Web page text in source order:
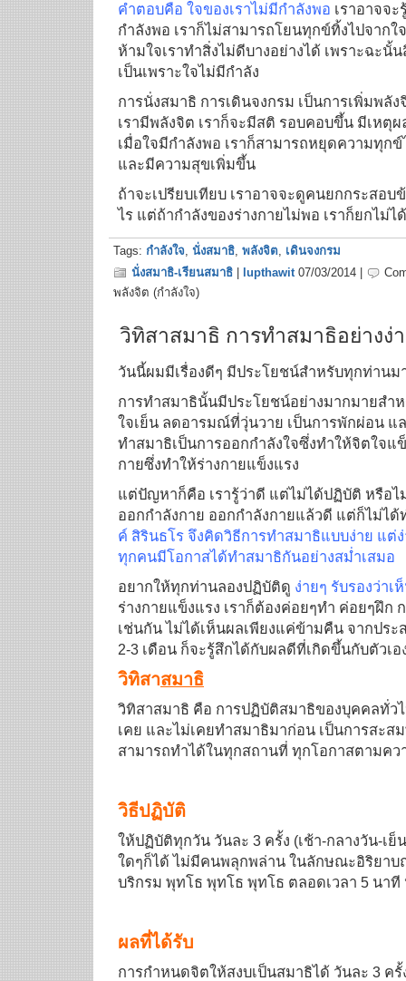
คำตอบคือ ใจของเราไม่มีกำลังพอ เราอาจจ
กำลังพอ เราก็ไม่สามารถโยนทุกข์ทิ้งไปจากใ
ห้ามใจเราทำสิ่งไม่ดีบางอย่างได้ เพราะฉะนั้
เป็นเพราะใจไม่มีกำลัง
การนั่งสมาธิ การเดินจงกรม เป็นการเพิ่มพลัง
เรามีพลังจิต เราก็จะมีสติ รอบคอบขึ้น มีเหตุ
เมื่อใจมีกำลังพอ เราก็สามารถหยุดความทุก
และมีความสุขเพิ่มขึ้น
ถ้าจะเปรียบเทียบ เราอาจจะดูคนยกกระสอบ
ไร แต่ถ้ากำลังของร่างกายไม่พอ เราก็ยกไม่
Tags: กำลังใจ, นั่งสมาธิ, พลังจิต, เดินจงกรม
นั่งสมาธิ-เรียนสมาธิ
lupthawit07/03/2014 |
พลังจิต (กำลังใจ)
วิทิสาสมาธิ การทำสมาธิอย่างง่
วันนี้ผมมีเรื่องดีๆ มีประโยชน์สำหรับทุกท่าน
การทำสมาธินั้นมีประโยชน์อย่างมากมายสำ
ใจเย็น ลดอารมณ์ที่วุ่นวาย เป็นการพักผ่อน แ
ทำสมาธิเป็นการออกกำลังใจซึ่งทำให้จิตใจแ
กายซึ่งทำให้ร่างกายแข็งแรง
แต่ปัญหาก็คือ เรารู้ว่าดี แต่ไม่ได้ปฏิบัติ หรือไ
ออกกำลังกาย ออกกำลังกายแล้วดี แต่ก็ไม่ไ
ค์ สิรินธโร จึงคิดวิธีการทำสมาธิแบบง่าย แต่
ทุกคนมีโอกาสได้ทำสมาธิกันอย่างสม่ำเสมอ
อยากให้ทุกท่านลองปฏิบัติดู ง่ายๆ รับรองว่าเ
ร่างกายแข็งแรง เราก็ต้องค่อยๆทำ ค่อยๆฝึก
เช่นกัน ไม่ได้เห็นผลเพียงแค่ข้ามคืน จากปร
2-3 เดือน ก็จะรู้สึกได้กับผลดีที่เกิดขึ้นกับตัวเอ
วิทิสาสมาธิ
วิทิสาสมาธิ คือ การปฏิบัติสมาธิของบุคคลทั่ว
เคย และไม่เคยทำสมาธิมาก่อน เป็นการสะ
สามารถทำได้ในทุกสถานที่ ทุกโอกาสตามคว
วิธีปฏิบัติ
ให้ปฏิบัติทุกวัน วันละ 3 ครั้ง (เช้า-กลางวัน-เ
ใดๆก็ได้ ไม่มีคนพลุกพล่าน ในลักษณะอิริยาบ
บริกรม พุทโธ พุทโธ พุทโธ ตลอดเวลา 5 นาที
ผลที่ได้รับ
การกำหนดจิตให้สงบเป็นสมาธิได้ วันละ 3 ค